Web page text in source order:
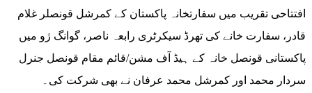
افتتاحی تقریب میں سفارتخانہ پاکستان کے کمرشل قونصلر غلام
قادر، سفارت خانے کی تھرڈ سیکرٹری رابعہ ناصر، گوانگ ژو میں
پاکستانی قونصل خانہ کے ہیڈ آف مشن/قائم مقام قونصل جنرل
سردار محمد اور کمرشل محمد عرفان نے بھی شرکت کی۔